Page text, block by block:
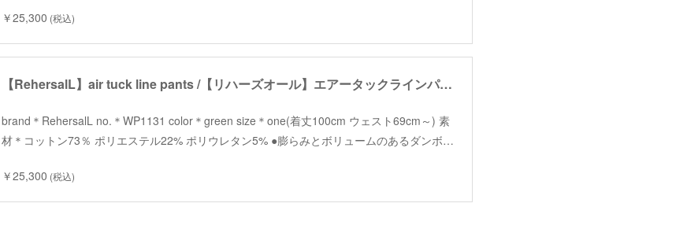
￥25,300 (税込)
【RehersalL】air tuck line pants /【リハーズオール】エアータックラインパンツ
brand＊RehersalL no.＊WP1131 color＊green size＊one(着丈100cm ウェスト69cm～) 素
材＊コットン73％ ポリエステル22% ポリウレタン5% ●膨らみとボリュームのあるダンボ…
￥25,300 (税込)